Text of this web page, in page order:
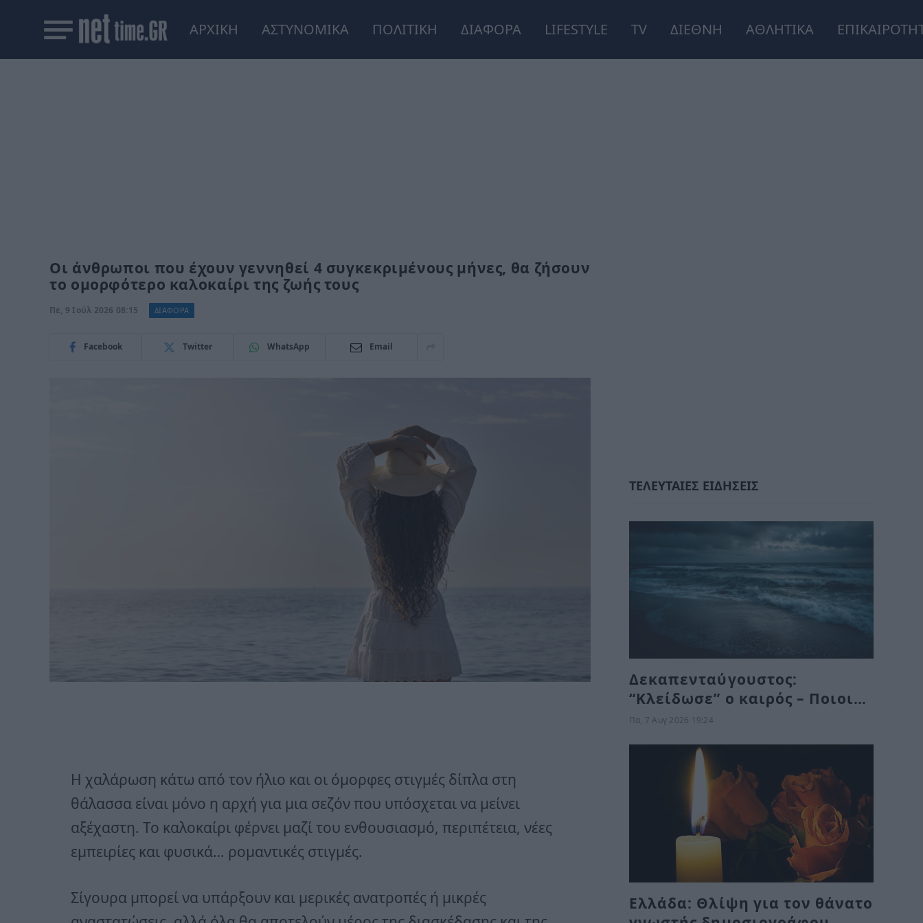
ΑΡΧΙΚΗ ΑΣΤΥΝΟΜΙΚΑ ΠΟΛΙΤΙΚΗ ΔΙΑΦΟΡΑ LIFESTYLE TV ΔΙΕΘΝΗ ΑΘΛΗΤΙΚΑ
Οι άνθρωποι που έχουν γεννηθεί 4 συγκεκριμένους μήνες, θα ζήσουν
το ομορφότερο καλοκαίρι της ζωής τους
Πε, 9 Ιούλ 2026 08:15 ΔΙΑΦΟΡΑ
Facebook Twitter WhatsApp Email
Η χαλάρωση κάτω από τον ήλιο και οι όμορφες στιγμές δίπλα στη
θάλασσα είναι μόνο η αρχή για μια σεζόν που υπόσχεται να μείνει
αξέχαστη. Το καλοκαίρι φέρνει μαζί του ενθουσιασμό, περιπέτεια, νέες
εμπειρίες και φυσικά… ρομαντικές στιγμές.
Σίγουρα μπορεί να υπάρξουν και μερικές ανατροπές ή μικρές
ΤΕΛΕΥΤΑΙΕΣ ΕΙΔΗΣΕΙΣ
Δεκαπενταύγουστος:
“Κλείδωσε” ο καιρός – Ποιοι
θα κάνουν διακοπές με βροχή
Πα, 7 Αυγ 2026 19:24
Ελλάδα: Θλίψη για τον θάνατο